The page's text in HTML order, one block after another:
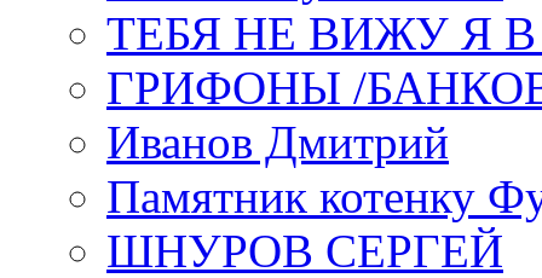
ТЕБЯ НЕ ВИЖУ Я
ГРИФОНЫ /
Иванов Дмитрий
Памятник котенку
ШНУРОВ СЕРГЕЙ